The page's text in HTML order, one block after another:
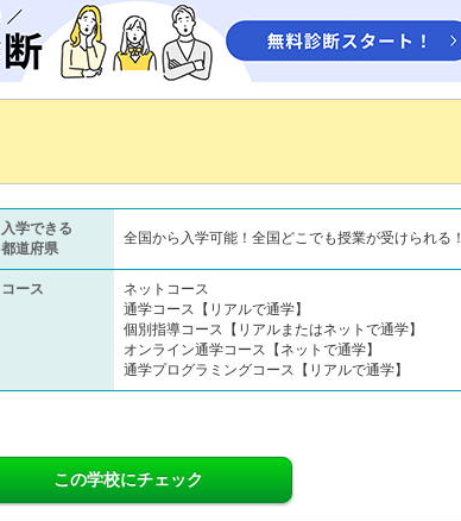
入学できる
都道府県
全国から入学可能！全国どこでも授業が受けられる！
コース
ネットコース
通学コース【リアルで通学】
個別指導コース【リアルまたはネットで通学】
オンライン通学コース【ネットで通学】
通学プログラミングコース【リアルで通学】
この学校にチェック